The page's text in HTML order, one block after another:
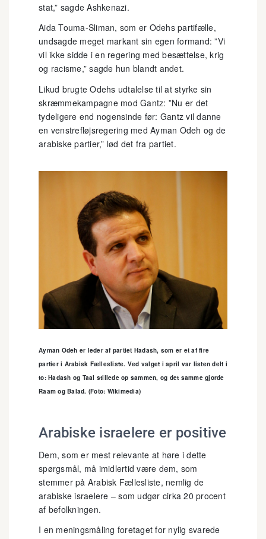
stat,” sagde Ashkenazi.
Aida Touma-Sliman, som er Odehs partifælle,
undsagde meget markant sin egen formand: ”Vi
vil ikke sidde i en regering med besættelse, krig
og racisme,” sagde hun blandt andet.
Likud brugte Odehs udtalelse til at styrke sin
skræmmekampagne mod Gantz: ”Nu er det
tydeligere end nogensinde før: Gantz vil danne
en venstrefløjsregering med Ayman Odeh og de
arabiske partier,” lød det fra partiet.
Ayman Odeh er leder af partiet Hadash, som er et af fire
partier i Arabisk Fællesliste. Ved valget i april var listen delt i
to: Hadash og Taal stillede op sammen, og det samme gjorde
Raam og Balad. (Foto: Wikimedia)
Arabiske israelere er positive
Dem, som er mest relevante at høre i dette
spørgsmål, må imidlertid være dem, som
stemmer på Arabisk Fællesliste, nemlig de
arabiske israelere – som udgør cirka 20 procent
af befolkningen.
I en meningsmåling foretaget for nylig svarede